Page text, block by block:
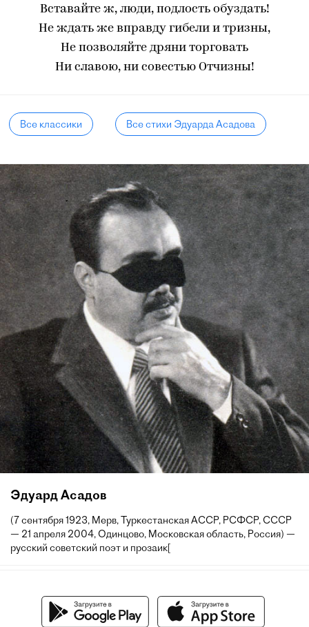
Вставайте ж, люди, подлость обуздать!
Не ждать же вправду гибели и тризны,
Не позволяйте дряни торговать
Ни славою, ни совестью Отчизны!
Все классики Все стихи Эдуарда Асадова
Эдуард Асадов
(7 сентября 1923, Мерв, Туркестанская АССР, РСФСР, СССР
— 21 апреля 2004, Одинцово, Московская область, Россия) —
русский советский поэт и прозаик[